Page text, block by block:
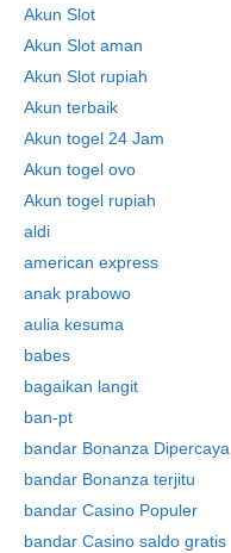
Akun Slot
Akun Slot aman
Akun Slot rupiah
Akun terbaik
Akun togel 24 Jam
Akun togel ovo
Akun togel rupiah
aldi
american express
anak prabowo
aulia kesuma
babes
bagaikan langit
ban-pt
bandar Bonanza Dipercaya
bandar Bonanza terjitu
bandar Casino Populer
bandar Casino saldo gratis